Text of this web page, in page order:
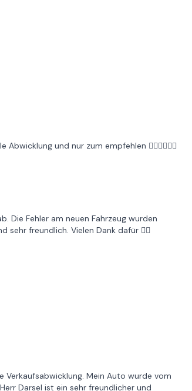
und nur zum empfehlen 👍🏻👍🏻👍🏻
Die Fehler am neuen Fahrzeug wurden
freundlich. Vielen Dank dafür 👍🏻
Verkaufsabwicklung. Mein Auto wurde vom
Darsel ist ein sehr freundlicher und